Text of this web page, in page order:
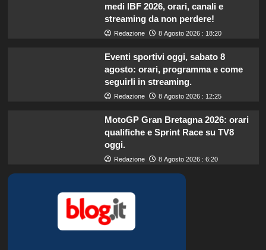
medi IBF 2026, orari, canali e
streaming da non perdere!
Redazione 8 Agosto 2026 : 18:20
Eventi sportivi oggi, sabato 8
agosto: orari, programma e come
seguirli in streaming.
Redazione 8 Agosto 2026 : 12:25
MotoGP Gran Bretagna 2026: orari
qualifiche e Sprint Race su TV8
oggi.
Redazione 8 Agosto 2026 : 6:20